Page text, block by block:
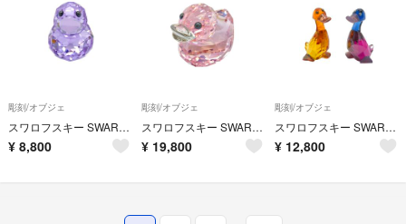
彫刻/オブジェ
スワロフスキー SWAROVSKI ハッピーダック パープル オブジェ 置物 クリア インテリア【中古】
¥ 8,800
彫刻/オブジェ
スワロフスキー SWAROVSKI ハッピーダック ピンク 2010年限定 オブジェ 置物 1079897 クリア インテリア アヒル【中古】
¥ 19,800
彫刻/オブジェ
スワロフスキー SWAROVSKI ラブロッツ シティーパーク Lily & Luke Duck オブジェ 置物 1039868 クリア インテリア アヒル【中古】
¥ 12,800